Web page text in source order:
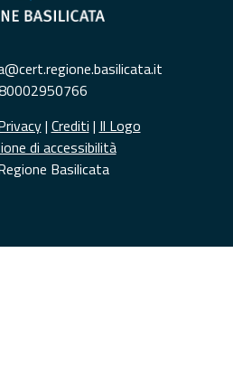
| Crediti | Il Logo
di accessibilità
Basilicata